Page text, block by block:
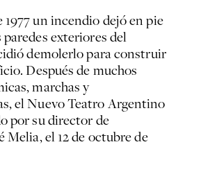
un incendio dejó en pie
exteriores del
demolerlo para construir
Después de muchos
marchas y
el Nuevo Teatro Argentino
por su director de
Melia, el 12 de octubre de